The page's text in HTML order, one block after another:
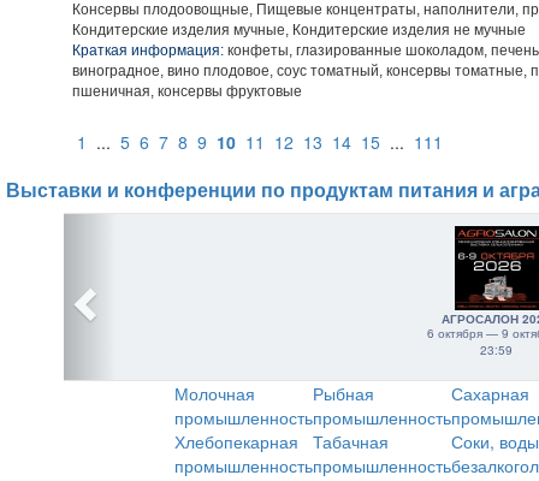
Консервы плодоовощные, Пищевые концентраты, наполнители,
Кондитерские изделия мучные, Кондитерские изделия не мучные
Краткая информация: конфеты, глазированные шоколадом,
виноградное, вино плодовое, соус томатный, консервы томатные,
пшеничная, консервы фруктовые
1 ... 5 6 7 8 9 10 11 12 13 14 15 ... 111
Выставки и конференции по продуктам питания и
АГРОСАЛОН
6 октября — 9
23:59
Молочная
промышленность
Рыбная
промышленность
Сахарная
Хлебопекарная
промышленность
Табачная
промышленность
Соки,